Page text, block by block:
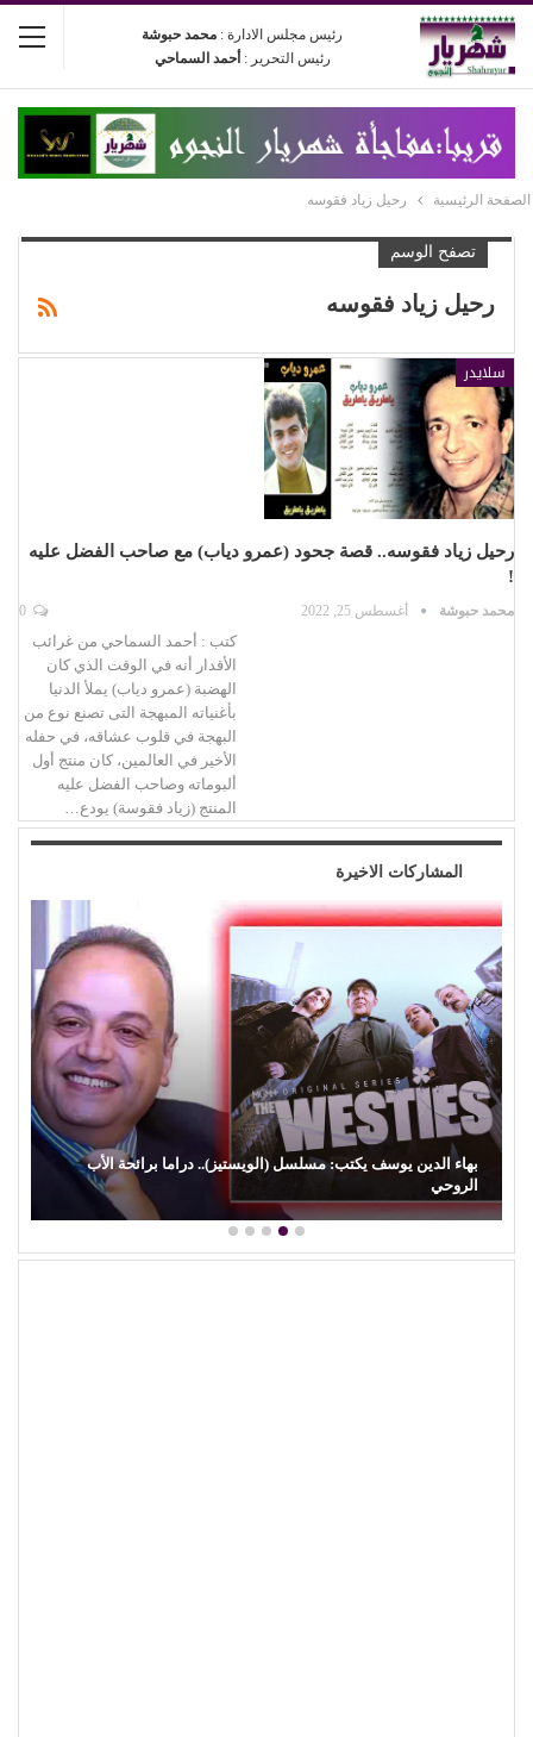
رئيس مجلس الادارة : محمد حبوشة
رئيس التحرير : أحمد السماحي
الصفحة الرئيسية رحيل زياد فقوسه
تصفح الوسم
رحيل زياد فقوسه
سلايدر
رحيل زياد فقوسه.. قصة جحود (عمرو دياب) مع صاحب الفضل عليه
!
محمد حبوشة أغسطس 25, 2022
كتب : أحمد السماحي من غرائب
الأقدار أنه في الوقت الذي كان
الهضبة (عمرو دياب) يملأ الدنيا
بأغنياته المبهجة التى تصنع نوع من
البهجة في قلوب عشاقه، في حفله
الأخير في العالمين، كان منتج أول
ألبوماته وصاحب الفضل عليه
المنتج (زياد فقوسة) يودع…
المشاركات الاخيرة
بهاء الدين يوسف يكتب: مسلسل (الويستيز).. دراما برائحة الأب
الروحي